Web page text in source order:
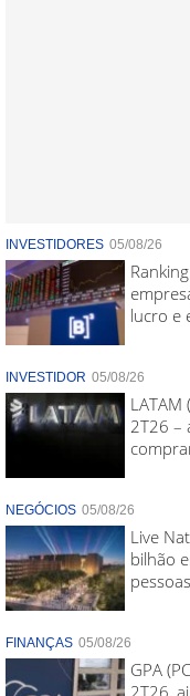
INVESTIDORES 05/08/26
lucro e
INVESTIDOR 05/08/26
LATAM
2T26 –
NEGÓCIOS 05/08/26
Live
bilhão
FINANÇAS 05/08/26
GPA